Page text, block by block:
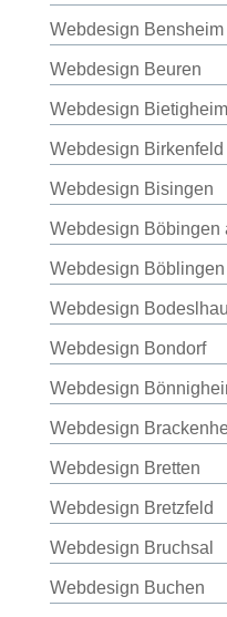
Webdesign Bensheim
Webdesign Beuren
Webdesign
Webdesign Birkenfeld
Webdesign Bisingen
Webdesign Böbingen
Webdesign Böblingen
Webdesign
Webdesign Bondorf
Webdesign
Webdesign
Webdesign Bretten
Webdesign Bretzfeld
Webdesign Bruchsal
Webdesign Buchen